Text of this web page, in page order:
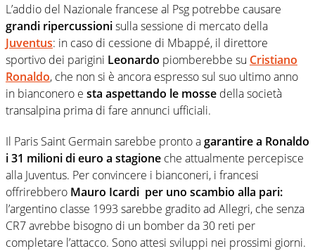
L’addio del Nazionale francese al Psg potrebbe causare
grandi ripercussionisulla sessione di mercato della
Juventus: in caso di cessione di Mbappé, il direttore
sportivo dei parigini Leonardo piomberebbe su Cristiano
Ronaldo, che non si è ancora espresso sul suo ultimo anno
in bianconero e sta aspettando le mosse della società
transalpina prima di fare annunci ufficiali.
Il Paris Saint Germain sarebbe pronto agarantire a Ronaldo
i 31 milioni di euro a stagione che attualmente percepisce
alla Juventus. Per convincere i bianconeri, i francesi
offrirebbero Mauro Icardi per uno scambio alla pari:
l’argentino classe 1993 sarebbe gradito ad Allegri, che senza
CR7 avrebbe bisogno di un bomber da 30 reti per
completare l’attacco. Sono attesi sviluppi nei prossimi giorni.